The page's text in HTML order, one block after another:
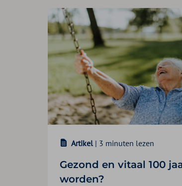
Artikel | 3 minuten lezen
Gezond en vitaal 100
worden?